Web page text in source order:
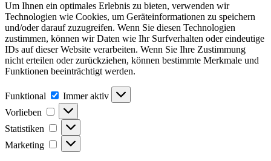
Um Ihnen ein optimales Erlebnis zu bieten, verwenden wir
Technologien wie Cookies, um Geräteinformationen zu speichern
und/oder darauf zuzugreifen. Wenn Sie diesen Technologien
zustimmen, können wir Daten wie Ihr Surfverhalten oder eindeutige
IDs auf dieser Website verarbeiten. Wenn Sie Ihre Zustimmung
nicht erteilen oder zurückziehen, können bestimmte Merkmale und
Funktionen beeinträchtigt werden.
Funktional Funktional
Immer aktiv
Vorlieben
Vorlieben
Statistiken Statistiken
Marketing Marketing